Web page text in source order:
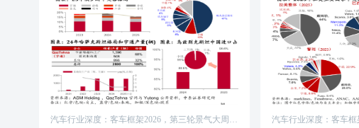
汽车行业深度：客车框架2026，第三轮景气大周
汽车行业深度：客车框